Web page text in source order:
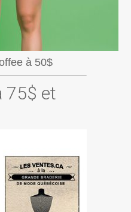
à 50$
75$ et